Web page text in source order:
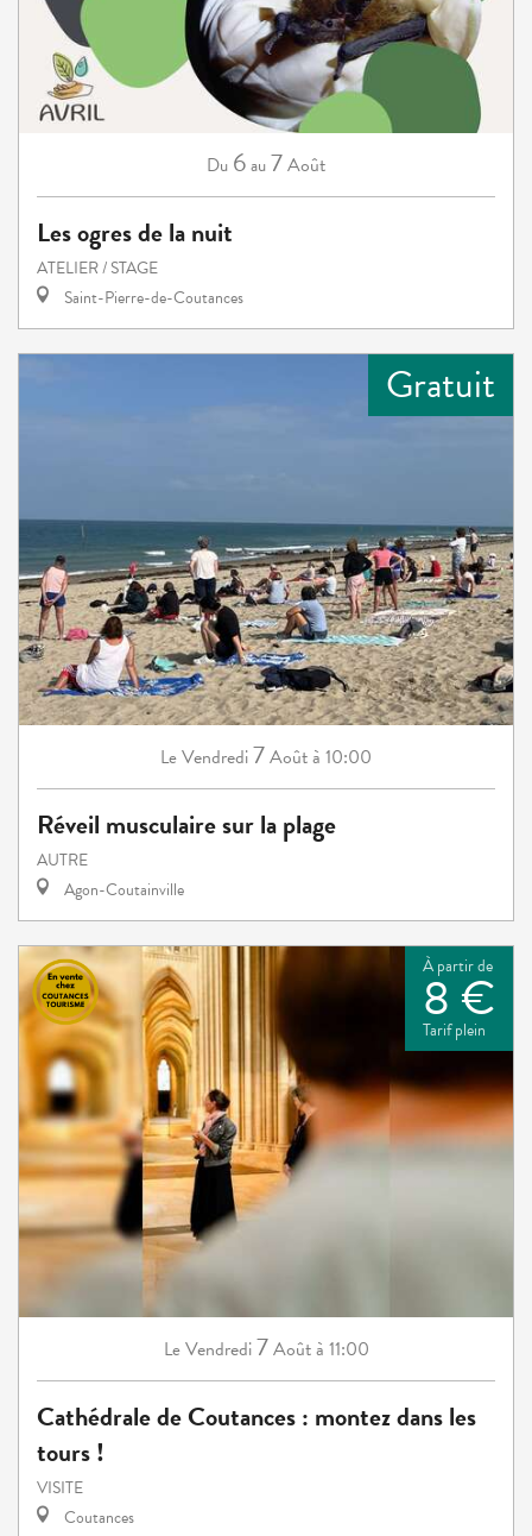
Du 6au7Août
Les ogres de la nuit
ATELIER / STAGE
Saint-Pierre-de-Coutances
Gratuit
LeVendredi7Aoûtà 10:00
Réveil musculaire sur la plage
AUTRE
Agon-Coutainville
À partir de
8 €
Tarif plein
Le Vendredi7Aoûtà 11:00
Cathédrale de Coutances : montez dans les
tours !
VISITE
Coutances